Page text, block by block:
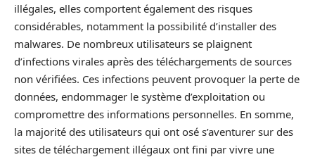
illégales, elles comportent également des risques
considérables, notamment la possibilité d’installer des
malwares. De nombreux utilisateurs se plaignent
d’infections virales après des téléchargements de sources
non vérifiées. Ces infections peuvent provoquer la perte de
données, endommager le système d’exploitation ou
compromettre des informations personnelles. En somme,
la majorité des utilisateurs qui ont osé s’aventurer sur des
sites de téléchargement illégaux ont fini par vivre une